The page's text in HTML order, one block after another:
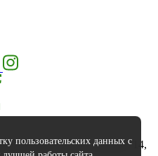
Вал д.38 подъезд 14,
пользовательских данных с